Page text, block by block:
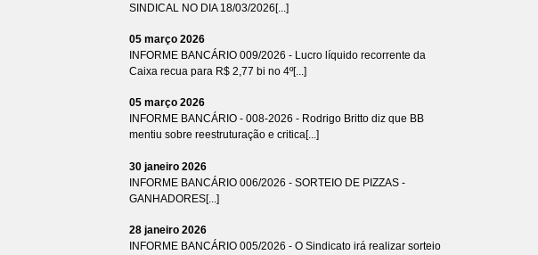
SINDICAL NO DIA 18/03/2026[...]
05 março 2026
INFORME BANCÁRIO 009/2026 - Lucro líquido recorrente da
Caixa recua para R$ 2,77 bi no 4º[...]
05 março 2026
INFORME BANCÁRIO - 008-2026 - Rodrigo Britto diz que BB
mentiu sobre reestruturação e critica[...]
30 janeiro 2026
INFORME BANCÁRIO 006/2026 - SORTEIO DE PIZZAS -
GANHADORES[...]
28 janeiro 2026
INFORME BANCÁRIO 005/2026 - O Sindicato irá realizar sorteio